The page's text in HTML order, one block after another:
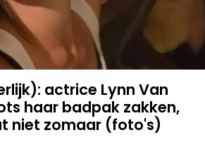
actrice Lynn Van
haar badpak zakken,
niet zomaar (foto's)